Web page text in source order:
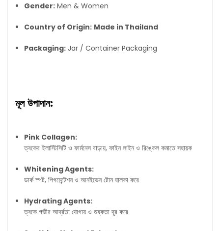
Gender: Men & Women
Country of Origin: Made in Thailand
Packaging: Jar / Container Packaging
মূল উপাদান:
Pink Collagen:
ত্বকের ইলাস্টিসিটি ও ফার্মনেস বাড়ায়, ফাইন লাইন ও রিঙ্কেল কমাতে সহায়ক
Whitening Agents:
ডার্ক স্পট, পিগমেন্টেশন ও আনইভেন টোন হালকা করে
Hydrating Agents:
ত্বকে গভীর আর্দ্রতা যোগায় ও শুষ্কতা দূর করে